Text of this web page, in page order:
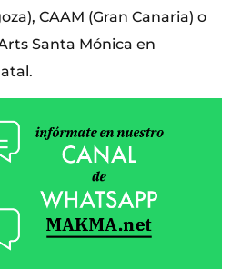
CAAM (Gran Canaria) o
Santa Mónica en